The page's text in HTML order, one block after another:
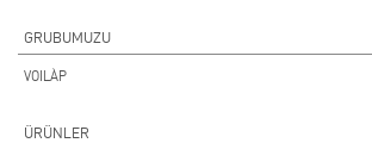
GRUBUMUZU
VOILÀP
ÜRÜNLER